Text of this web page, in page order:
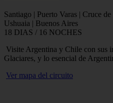
Santiago | Puerto Varas | Cruce
Ushuaia | Buenos Aires
18 DIAS / 16 NOCHES
Visite Argentina y Chile con sus
Glaciares, y lo esencial de
Ver mapa del circuito